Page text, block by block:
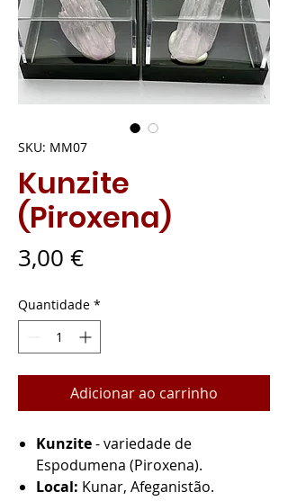
SKU: MM07
Kunzite
(Piroxena)
3,00 €Preço
Quantidade *
Adicionar ao carrinho
Kunzite- variedade de
Espodumena (Piroxena).
Local: Kunar, Afeganistão.